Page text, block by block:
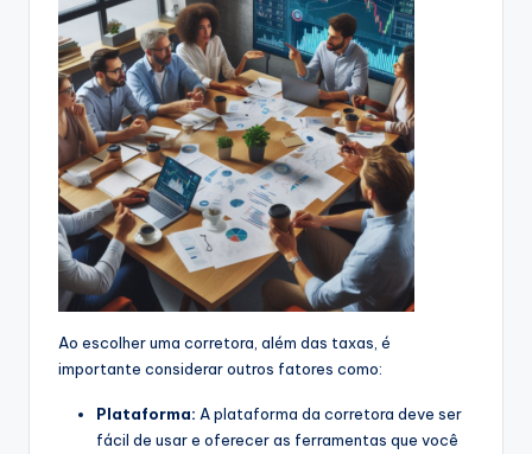
Ao escolher uma corretora, além das taxas, é
importante considerar outros fatores como:
Plataforma: A plataforma da corretora deve ser
fácil de usar e oferecer as ferramentas que você